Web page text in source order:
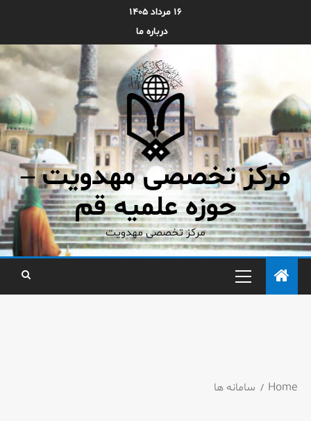
۱۶ مرداد ۱۴۰۵
درباره ما
مرکز تخصصی مهدویت –
حوزه علمیه قم
مرکز تخصصی مهدویت
Home سامانه ها